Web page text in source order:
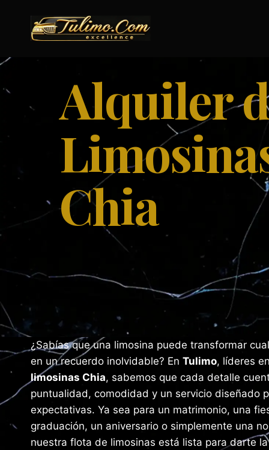
contenido
Alquiler
Chia
¿Sabías que una limosina puede transformar
en un recuerdo inolvidable? En Tulimo, líderes
limosinas Chia, sabemos que cada detalle
puntualidad, comodidad y un servicio diseñado
expectativas. Ya sea para un matrimonio, una
graduación, un aniversario o simplemente una
nuestra flota de limosinas está lista para darte